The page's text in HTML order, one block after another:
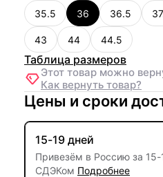
35.5 36 36.5
43 44 44.5
Таблица размеров
Этот товар можно
Как вернуть товар?
Цены и сроки
15-19 дней
Привезём в Россию за 15-
СДЭКом Подробнее